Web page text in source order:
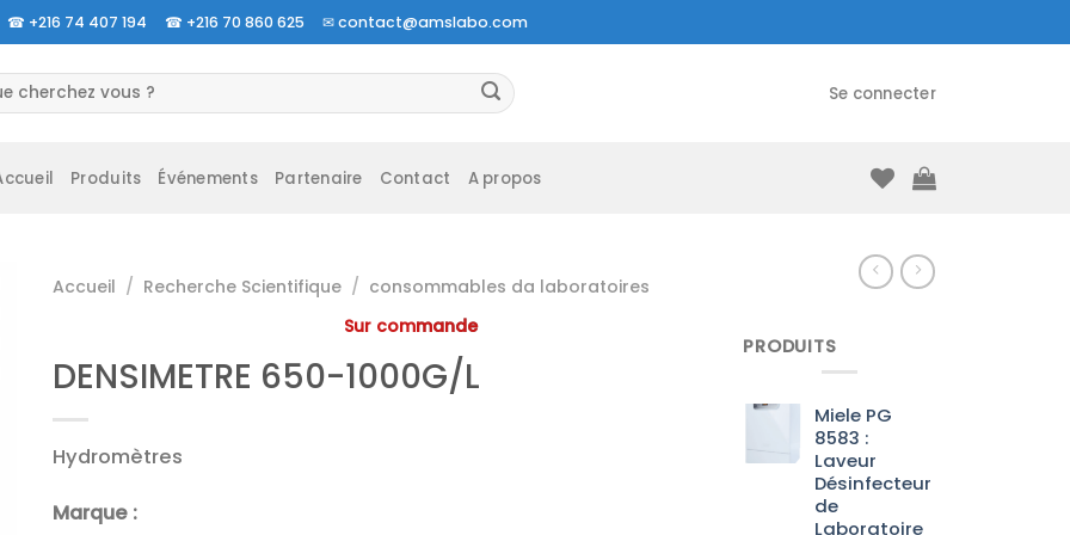
☎ +216 74 407 194 ☎ +216 70 860 625 ✉contact@amslabo.com
Se connecter
Produits Événements Partenaire Contact A propos
Accueil / Recherche Scientifique / consommables da laboratoires
Sur commande
DENSIMETRE 650-1000G/L
Hydromètres
Marque :
PRODUITS
Miele PG
8583 :
Laveur
Désinfecteur
de
Laboratoire